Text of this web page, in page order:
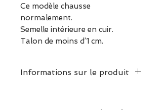
Ce modèle chausse
normalement.
Semelle intérieure en cuir.
Talon de moins d’1 cm.
Informations sur le produit